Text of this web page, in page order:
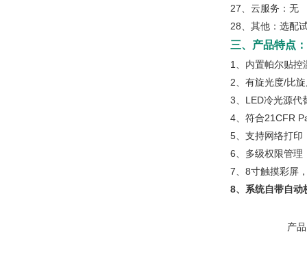
27、云服务：无
28、其他：选配
三、产品特点：
1、内置帕尔贴控
2、有旋光度/比
3、LED冷光源代
4、符合21CFR
5、支持网络打印
6、多级权限管理
7、8寸触摸彩屏
8、系统自带自动
产